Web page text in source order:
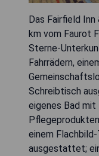
Das Fairfield
km vom Faurot
Sterne-
Fahrrädern,
Schreibtisch
eigenes Bad
einem
ausgestattet;